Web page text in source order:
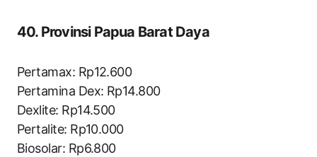
40. Provinsi Papua Barat Daya
Pertamax: Rp12.600
Pertamina Dex: Rp14.800
Dexlite: Rp14.500
Pertalite: Rp10.000
Biosolar: Rp6.800